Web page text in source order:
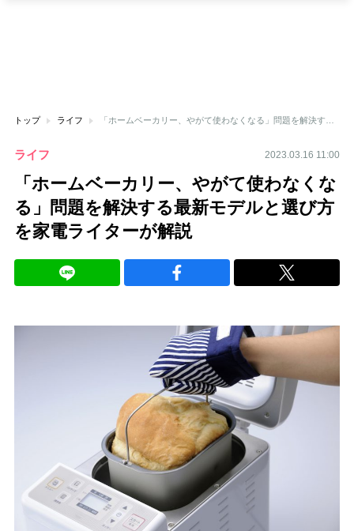
トップ ライフ
ライフ 2023.03.16 11:00
「ホームベーカリー、やがて使わなくな
る」問題を解決する最新モデルと選び方
を家電ライターが解説